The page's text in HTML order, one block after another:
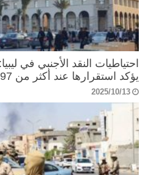
احتياطيات النقد الأجنبي في
يؤكد استقرارها عند أكثر من 97 مليار دولار
2025/10/13